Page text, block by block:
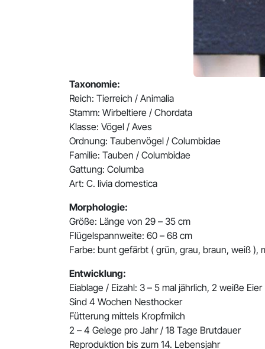
Taxonomie:
Reich: Tierreich / Animalia
Stamm: Wirbeltiere / Chordata
Klasse: Vögel / Aves
Ordnung: Taubenvögel / Columbidae
Familie: Tauben / Columbidae
Gattung: Columba
Art: C. livia domestica
Morphologie:
Größe: Länge von 29 – 35 cm
Flügelspannweite: 60 – 68 cm
Farbe: bunt gefärbt ( grün, grau, braun, weiß ),
Entwicklung:
Eiablage / Eizahl: 3 – 5 mal jährlich, 2 weiße Eier
Sind 4 Wochen Nesthocker
Fütterung mittels Kropfmilch
2 – 4 Gelege pro Jahr / 18 Tage Brutdauer
Reproduktion bis zum 14. Lebensjahr